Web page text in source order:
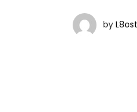
by L8ost_